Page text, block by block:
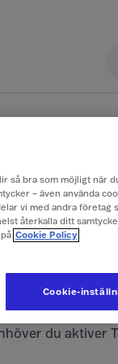
Såhär
du aktiver
så bra som möjligt när
– även använda
vi med andra företag
återkalla ditt
Cookie Policy
Cookie-